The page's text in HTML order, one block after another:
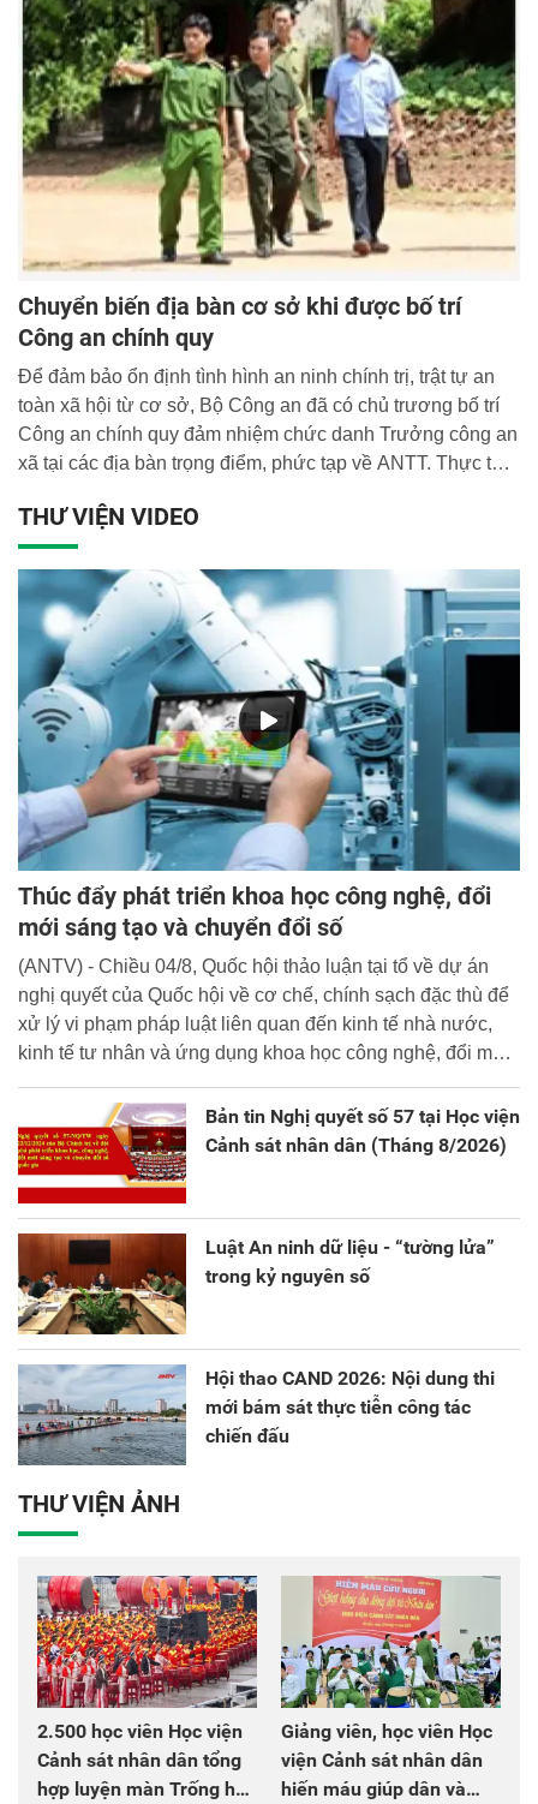
theo tư tưởng, đạo đức, phong cách Hồ Chí Minh.
Chuyển biến địa bàn cơ sở khi được bố trí
Công an chính quy
Để đảm bảo ổn định tình hình an ninh chính trị, trật tự an
toàn xã hội từ cơ sở, Bộ Công an đã có chủ trương bố trí
Công an chính quy đảm nhiệm chức danh Trưởng công an
xã tại các địa bàn trọng điểm, phức tạp về ANTT. Thực tế
đầu, được cấp ủy chính quyền, quần chúng nhân dân
đồng tình, ủng hộ và rất tin tưởng.
THƯ VIỆN VIDEO
Thúc đẩy phát triển khoa học công nghệ, đổi
mới sáng tạo và chuyển đổi số
(ANTV) - Chiều 04/8, Quốc hội thảo luận tại tổ về dự án
nghị quyết của Quốc hội về cơ chế, chính sạch đặc thù để
xử lý vi phạm pháp luật liên quan đến kinh tế nhà nước,
kinh tế tư nhân và ứng dụng khoa học công nghệ, đổi mới
Bản tin Nghị quyết số 57 tại Học viện
Cảnh sát nhân dân (Tháng 8/2026)
Luật An ninh dữ liệu - “tường lửa”
trong kỷ nguyên số
Hội thao CAND 2026: Nội dung thi
mới bám sát thực tiễn công tác
chiến đấu
THƯ VIỆN ẢNH
2.500 học viên Học viện
Cảnh sát nhân dân tổng
hợp luyện màn Trống hội
Giảng viên, học viên Học
viện Cảnh sát nhân dân
hiến máu giúp dân và